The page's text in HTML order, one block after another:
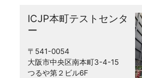
ICJP本町テストセンタ
ー
〒541-0054
大阪市中央区南本町3-4-15
つるや第２ビル6F